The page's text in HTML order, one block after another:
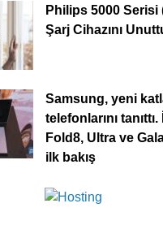
Philips 5000 Serisi
Şarj Cihazını
Samsung, yeni
telefonlarını
Fold8, Ultra ve
ilk bakış